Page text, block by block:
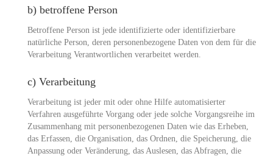
b) betroffene Person
Betroffene Person ist jede identifizierte oder identifizierbare
natürliche Person, deren personenbezogene Daten von dem für die
Verarbeitung Verantwortlichen verarbeitet werden.
c) Verarbeitung
Verarbeitung ist jeder mit oder ohne Hilfe automatisierter
Verfahren ausgeführte Vorgang oder jede solche Vorgangsreihe im
Zusammenhang mit personenbezogenen Daten wie das Erheben,
das Erfassen, die Organisation, das Ordnen, die Speicherung, die
Anpassung oder Veränderung, das Auslesen, das Abfragen, die